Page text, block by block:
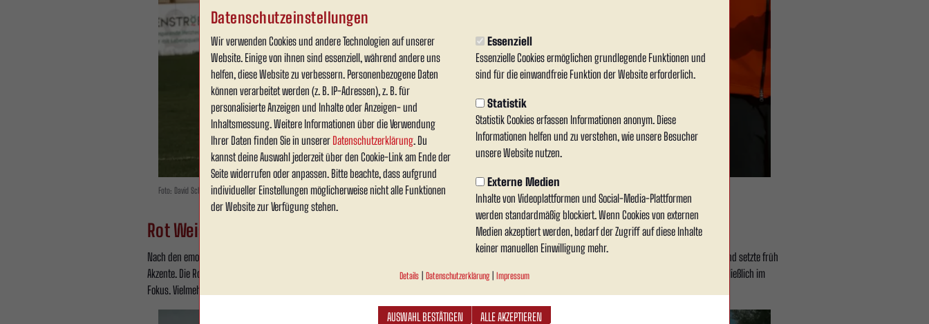
Datenschutzeinstellungen
Wir verwenden Cookies und andere Technologien auf unserer
Website. Einige von ihnen sind essenziell, während andere uns
helfen, diese Website zu verbessern. Personenbezogene Daten
können verarbeitet werden (z. B. IP-Adressen), z. B. für
personalisierte Anzeigen und Inhalte oder Anzeigen- und
Inhaltsmessung. Weitere Informationen über die Verwendung
Ihrer Daten finden Sie in unserer Datenschutzerklärung. Du
kannst deine Auswahl jederzeit über den Cookie-Link am Ende der
Seite widerrufen oder anpassen. Bitte beachte, dass aufgrund
individueller Einstellungen möglicherweise nicht alle Funktionen
der Website zur Verfügung stehen.
Essenziell
Essenzielle Cookies ermöglichen grundlegende Funktionen und
sind für die einwandfreie Funktion der Website erforderlich.
Statistik
Statistik Cookies erfassen Informationen anonym. Diese
Informationen helfen und zu verstehen, wie unsere Besucher
unsere Website nutzen.
Externe Medien
Inhalte von Videoplattformen und Social-Media-Plattformen
werden standardmäßig blockiert. Wenn Cookies von externen
Medien akzeptiert werden, bedarf der Zugriff auf diese Inhalte
keiner manuellen Einwilligung mehr.
Details Datenschutzerklärung Impressum
AUSWAHL BESTÄTIGEN ALLE AKZEPTIEREN
Foto: David Schneller
Rot Weiss Ahlen sorgt früh für klare Verhältnisse
Nach den emotionalen Momenten vor dem Anpfiff rückte dann der Fußball in den Mittelpunkt. Sportlich zeigte sich Rot Weiss Ahlen von Beginn an torhungrig und setzte früh
Akzente. Die Rot-Weißen präsentierten sich spielfreudig und führten bereits zur Halbzeit deutlich mit 4:0. Doch an diesem Abend stand das Ergebnis nie ausschließlich im
Fokus. Vielmehr entwickelte sich eine Begegnung, die von Spielfreude, Fairness und gegenseitigem Respekt geprägt war.